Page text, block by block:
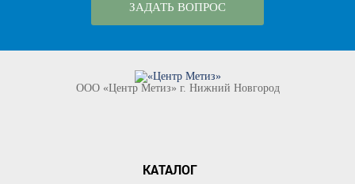
ЗАДАТЬ ВОПРОС
ООО «Центр Метиз» г. Нижний Новгород
КАТАЛОГ